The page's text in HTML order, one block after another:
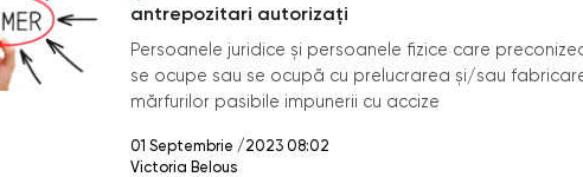
antrepozitari autorizați
Persoanele juridice și persoanele fizice care
se ocupe sau se ocupă cu prelucrarea și/sau
mărfurilor pasibile impunerii cu accize
01 Septembrie /2023 08:02
Victoria Belous